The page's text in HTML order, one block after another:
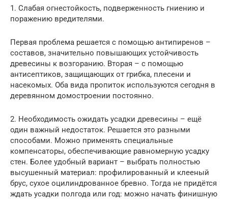
1. Слабая огнестойкость, подверженность гниению и
поражению вредителями.
Первая проблема решается с помощью антипиренов –
составов, значительно повышающих устойчивость
древесины к возгоранию. Вторая – с помощью
антисептиков, защищающих от грибка, плесени и
насекомых. Оба вида пропиток используются сегодня в
деревянном домостроении постоянно.
2. Необходимость ожидать усадки древесины – ещё
один важный недостаток. Решается это разными
способами. Можно применять специальные
компенсаторы, обеспечивающие равномерную усадку
стен. Более удобный вариант – выбрать полностью
высушенный материал: профилированный и клееный
брус, сухое оцилиндрованное бревно. Тогда не придётся
ждать усадки полгода или год: можно начать финишную